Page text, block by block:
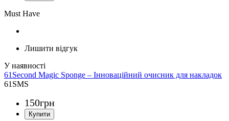
Must Have
Лишити відгук
61Second Magic Sponge – Інноваційний очисник для накладок
61SMS
150грн